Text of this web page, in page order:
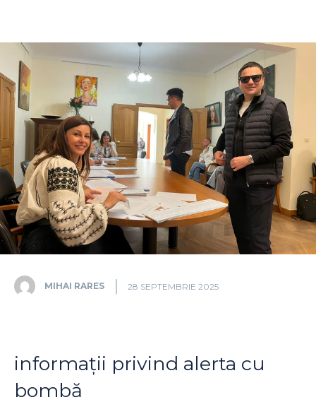
MIHAI RARES 28 SEPTEMBRIE 2025
informații privind alerta cu
bombă